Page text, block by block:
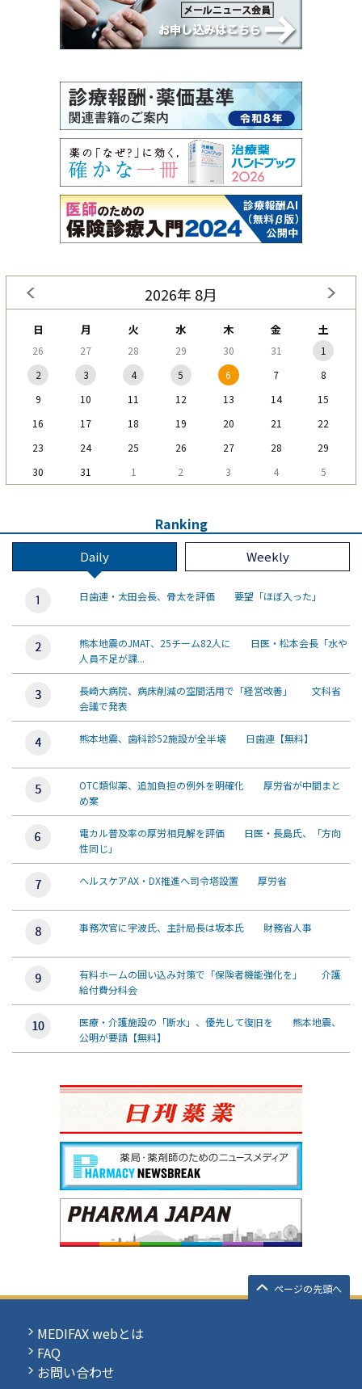
2026年 8月
日 月 火 水 木 金 土
26 27 28 29 30 31
1
2
3 4 5 6 7
8
9
10 11 12 13 14
15
16
17 18 19 20 21
22
23
24 25 26 27 28
29
30
31 1 2 3 4 5
Ranking
Daily Weekly
日歯連・太田会長、骨太を評価 要望「ほぼ入った」
熊本地震のJMAT、25チーム82人に 日医・松本会長「水や
人員不足が課...
長崎大病院、病床削減の空間活用で「経営改善」 文科省
会議で発表
熊本地震、歯科診52施設が全半壊 日歯連【無料】
OTC類似薬、追加負担の例外を明確化 厚労省が中間まと
め案
電カル普及率の厚労相見解を評価 日医・長島氏、「方向
性同じ」
ヘルスケアAX・DX推進へ司令塔設置 厚労省
事務次官に宇波氏、主計局長は坂本氏 財務省人事
有料ホームの囲い込み対策で「保険者機能強化を」 介護
給付費分科会
医療・介護施設の「断水」、優先して復旧を 熊本地震、
公明が要請【無料】
ページの先頭へ
MEDIFAX webとは
FAQ
お問い合わせ